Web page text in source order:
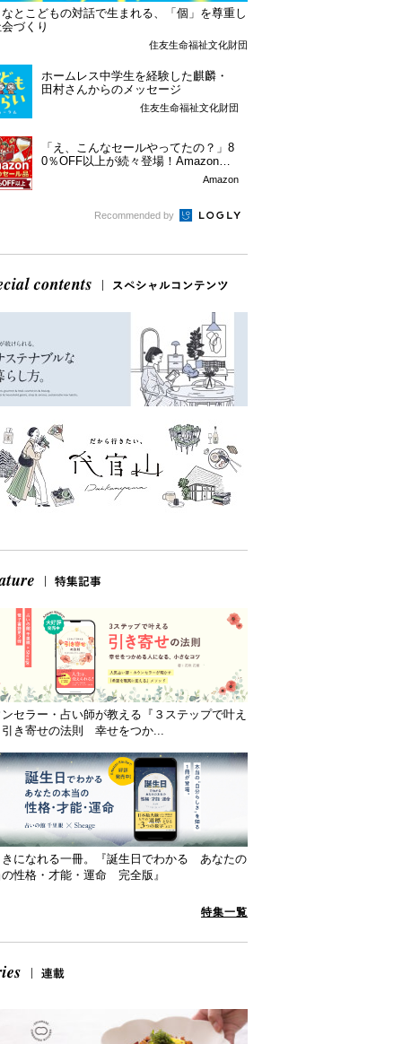
とこどもの対話で生まれる、「個」を尊重し
づくり
住友生命福祉文化財団
ホームレス中学生を経験した麒麟・
田村さんからのメッセージ
住友生命福祉文化財団
「え、こんなセールやってたの？」8
0％OFF以上が続々登場！Amazonの
Amazon
Recommended by
セラー・占い師が教える『３ステップで叶え
き寄せの法則 幸せをつか...
きになれる一冊。『誕生日でわかる あなたの
性格・才能・運命 完全版』
特集一覧